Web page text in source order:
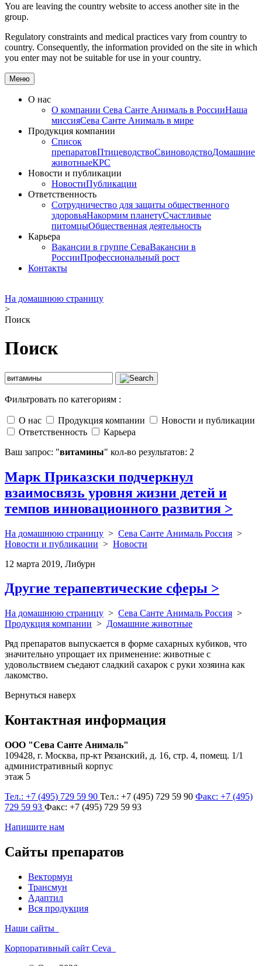
You are leaving the country website to access another site in the
group.
Regulatory constraints and medical practices vary from country to
country. Consequently, the information provided on the site in which
you enter may not be suitable for use in your country.
Меню
О нас
О компании Сева Санте Анималь в РоссииНаша
миссияСева Санте Анималь в мире
Продукция компании
Список
препаратовПтицеводствоСвиноводствоДомашние
животныеКРС
Новости и публикации
НовостиПубликации
Ответственность
Сотрудничество для защиты общественного
здоровьяНакормим планетуСчастливые
питомцыОбщественная деятельность
Карьера
Вакансии в группе СеваВакансии в
РоссииПрофессиональный рост
Контакты
На домашнюю страницу
>
Поиск
Поиск
Фильтровать по категориям :
О нас Продукция компании
Новости и публикации
Ответственность
Карьера
Ваш запрос: "витамины" кол-во результатов: 2
Марк Приказски подчеркнул
взаимосвязь уровня жизни детей и
темпов инновационного развития >
На домашнюю страницу > Сева Санте Анималь Россия >
Новости и публикации > Новости
12 марта 2019, Либурн
Другие терапевтические сферы >
На домашнюю страницу > Сева Санте Анималь Россия >
Продукция компании > Домашние животные
Ряд препаратов выпускается в форме сахарных кубиков, что
значительно упрощает их применение: животные с
удовольствием съедают сладкий сахарок с руки хозяина как
лакомство.
Вернуться наверх
Контактная информация
ООО "Сева Санте Анималь"
109428, г. Москва, пр-кт Рязанский, д. 16, стр. 4, помещ. 1/1
административный корпус
этаж 5
Тел.: +7 (495) 729 59 90 Тел.: +7 (495) 729 59 90 Факс: +7 (495)
729 59 93 Факс: +7 (495) 729 59 93
Напишите нам
Сайты препаратов
Вектормун
Трансмун
Адаптил
Вся продукция
Наши сайты
Корпоративный сайт Ceva